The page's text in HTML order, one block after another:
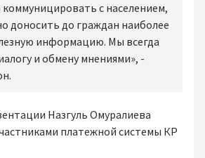
с населением,
доносить до граждан наиболее
информацию. Мы всегда
и обмену мнениями», -
Назгуль Омуралиева
платежной системы КР